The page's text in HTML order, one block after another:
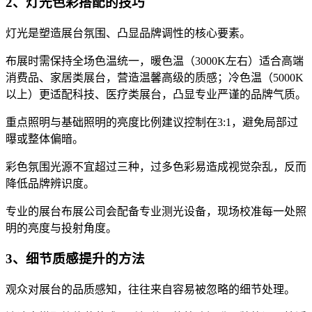
灯光是塑造展台氛围、凸显品牌调性的核心要素。
布展时需保持全场色温统一，暖色温（3000K左右）适合高端
消费品、家居类展台，营造温馨高级的质感；冷色温（5000K
以上）更适配科技、医疗类展台，凸显专业严谨的品牌气质。
重点照明与基础照明的亮度比例建议控制在3:1，避免局部过
曝或整体偏暗。
彩色氛围光源不宜超过三种，过多色彩易造成视觉杂乱，反而
降低品牌辨识度。
专业的展台布展公司会配备专业测光设备，现场校准每一处照
明的亮度与投射角度。
3、细节质感提升的方法
观众对展台的品质感知，往往来自容易被忽略的细节处理。